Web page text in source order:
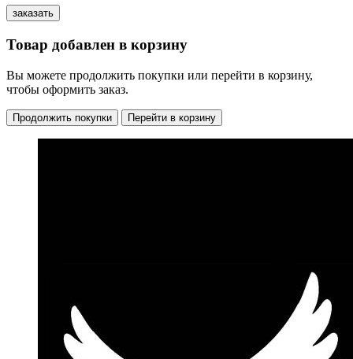
Товар добавлен в корзину
Вы можете продолжить покупки или перейти в корзину,
чтобы оформить заказ.
Продолжить покупки Перейти в корзину